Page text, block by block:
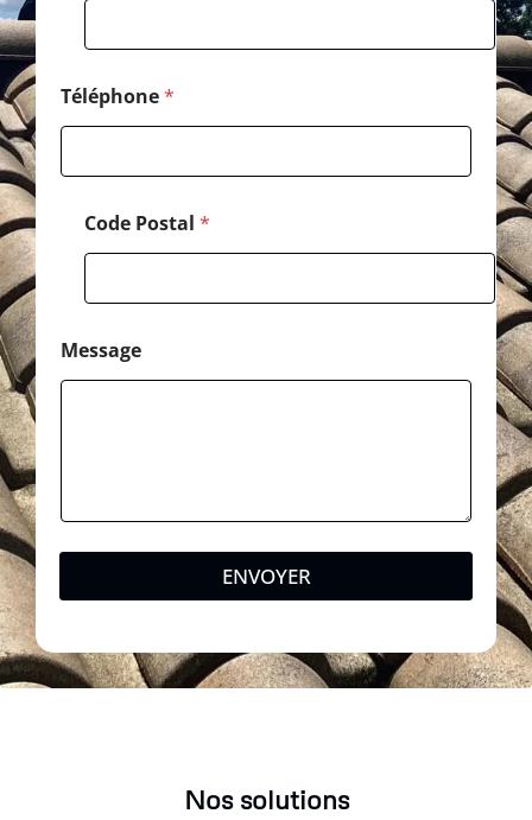
Téléphone*
Code Postal *
Message
ENVOYER
Nos solutions